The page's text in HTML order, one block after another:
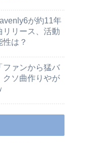
が約11年
リリース、活動
は？
ファンから猛バ
クソ曲作りやが